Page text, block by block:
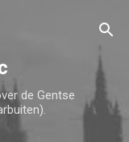
de Gentse